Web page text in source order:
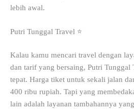
lebih awal.
Putri Tunggal Travel ⭐
Kalau kamu mencari travel dengan
dan tarif yang bersaing, Putri Tunggal
tepat. Harga tiket untuk sekali jalan
400 ribu rupiah. Tapi yang
lain adalah layanan tambahannya